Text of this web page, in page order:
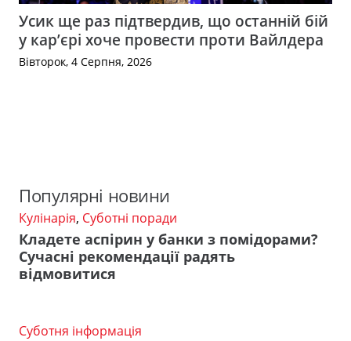
Усик ще раз підтвердив, що останній бій
у кар’єрі хоче провести проти Вайлдера
Вівторок, 4 Серпня, 2026
Популярні новини
Кулінарія, Суботні поради
Кладете аспірин у банки з помідорами?
Сучасні рекомендації радять
відмовитися
Суботня інформація